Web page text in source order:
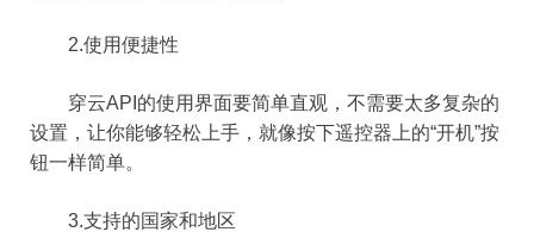
2.使用便捷性
穿云API的使用界面要简单直观，不需要太多复杂的
设置，让你能够轻松上手，就像按下遥控器上的“开机”按
钮一样简单。
3.支持的国家和地区